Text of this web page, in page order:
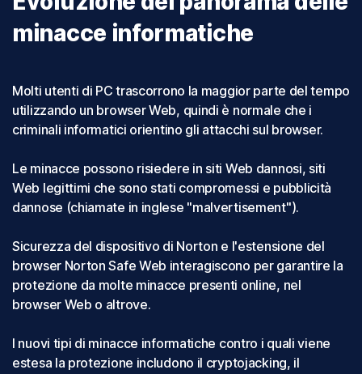
minacce informatiche
Molti utenti di PC trascorrono la maggior parte del tempo
utilizzando un browser Web, quindi è normale che i
criminali informatici orientino gli attacchi sul browser.
Le minacce possono risiedere in siti Web dannosi, siti
Web legittimi che sono stati compromessi e pubblicità
dannose (chiamate in inglese "malvertisement").
Sicurezza del dispositivo di Norton e l'estensione del
browser Norton Safe Web interagiscono per garantire la
protezione da molte minacce presenti online, nel
browser Web o altrove.
I nuovi tipi di minacce informatiche contro i quali viene
estesa la protezione includono il cryptojacking, il